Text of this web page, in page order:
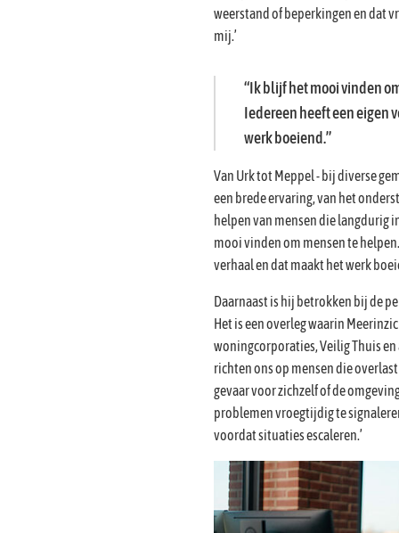
weerstand of beperkingen en dat
mij.’
Ik blijf het mooi vinden
Iedereen heeft een eigen
werk boeiend.
Van Urk tot Meppel - bij diverse
een brede ervaring, van het
helpen van mensen die langdurig
mooi vinden om mensen te
verhaal en dat maakt het werk
Daarnaast is hij betrokken bij de
Het is een overleg waarin
woningcorporaties, Veilig Thuis en
richten ons op mensen die
gevaar voor zichzelf of de
problemen vroegtijdig te
voordat situaties escaleren.’